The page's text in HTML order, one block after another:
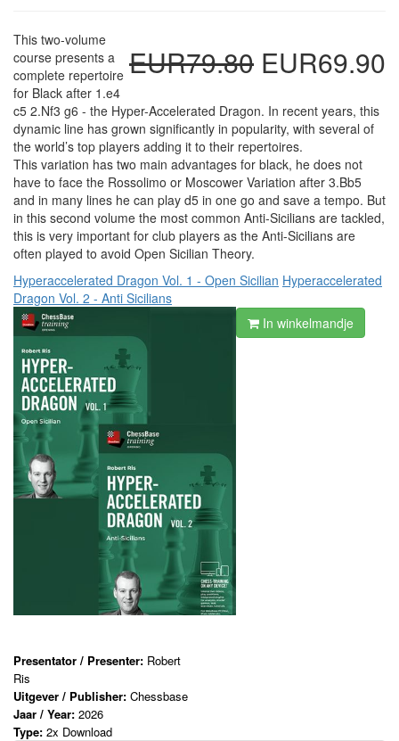
EUR79.80 EUR69.90
This two-volume
course presents a
complete repertoire
for Black after 1.e4
c5 2.Nf3 g6 - the Hyper-Accelerated Dragon. In recent years, this
dynamic line has grown significantly in popularity, with several of
the world’s top players adding it to their repertoires.
This variation has two main advantages for black, he does not
have to face the Rossolimo or Moscower Variation after 3.Bb5
and in many lines he can play d5 in one go and save a tempo. But
in this second volume the most common Anti-Sicilians are tackled,
this is very important for club players as the Anti-Sicilians are
often played to avoid Open Sicilian Theory.
Hyperaccelerated Dragon Vol. 1 - Open Sicilian Hyperaccelerated
Dragon Vol. 2 - Anti Sicilians
In winkelmandje
Presentator / Presenter: Robert
Ris
Uitgever / Publisher: Chessbase
Jaar / Year: 2026
Type: 2x Download